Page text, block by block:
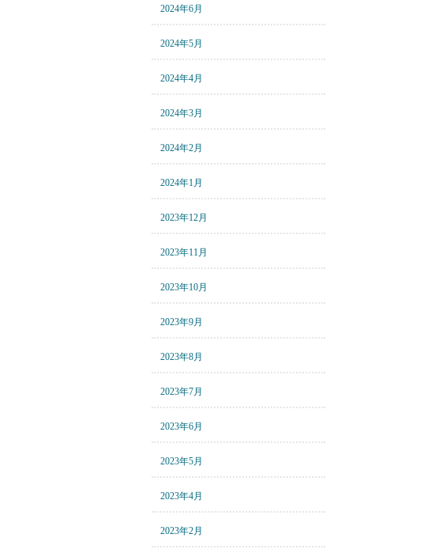
2024年6月
2024年5月
2024年4月
2024年3月
2024年2月
2024年1月
2023年12月
2023年11月
2023年10月
2023年9月
2023年8月
2023年7月
2023年6月
2023年5月
2023年4月
2023年2月